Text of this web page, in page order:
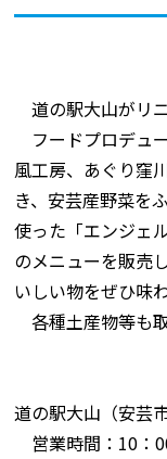
道の駅大山がリ
フードプロデュ
風工房、あぐり窪
き、安芸産野菜を
使った「エンジェ
のメニューを販売
いしい物をぜひ味
各種土産物等も
道の駅大山（安芸
営業時間：10：